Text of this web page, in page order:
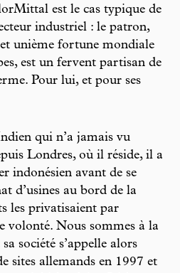
est le cas typique de
industriel : le patron,
unième fortune mondiale
est un fervent partisan de
Pour lui, et pour ses
qui n’a jamais vu
Londres, où il réside, il a
indonésien avant de se
d’usines au bord de la
les privatisaient par
volonté. Nous sommes à la
société s’appelle alors
sites allemands en 1997 et